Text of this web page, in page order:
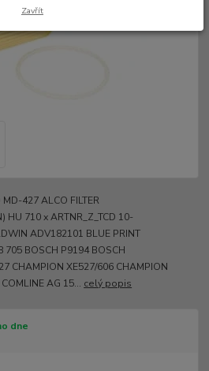
427 ALCO FILTER
710 x ARTNR_Z_TCD 10-
ADV182101 BLUE PRINT
705 BOSCH P9194 BOSCH
CHAMPION XE527/606 CHAMPION
AG 15... celý popis
dne
Zavřít